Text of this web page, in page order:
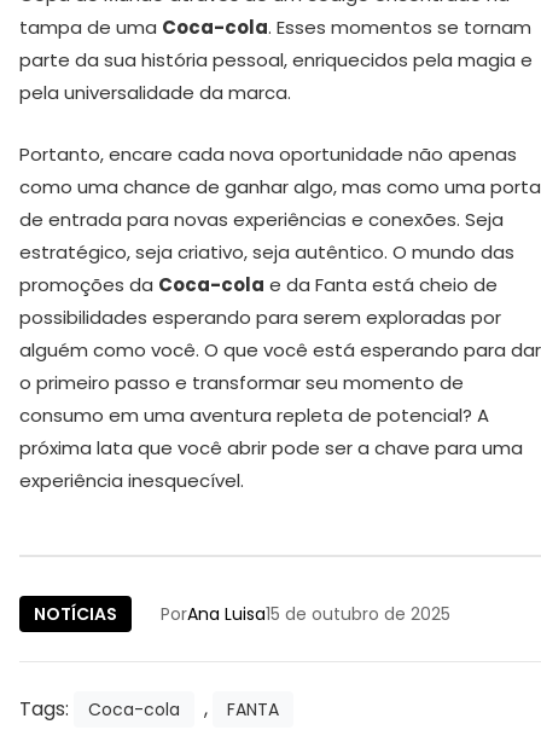
tampa de uma Coca-cola. Esses momentos se tornam
parte da sua história pessoal, enriquecidos pela magia e
pela universalidade da marca.
Portanto, encare cada nova oportunidade não apenas
como uma chance de ganhar algo, mas como uma porta
de entrada para novas experiências e conexões. Seja
estratégico, seja criativo, seja autêntico. O mundo das
promoções da Coca-cola e da Fanta está cheio de
possibilidades esperando para serem exploradas por
alguém como você. O que você está esperando para dar
o primeiro passo e transformar seu momento de
consumo em uma aventura repleta de potencial? A
próxima lata que você abrir pode ser a chave para uma
experiência inesquecível.
NOTÍCIAS PorAna Luisa15 de outubro de 2025
Tags: Coca-cola , FANTA